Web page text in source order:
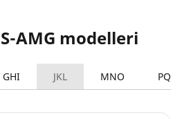
AMG modelleri
GHI JKL MNO PQRS